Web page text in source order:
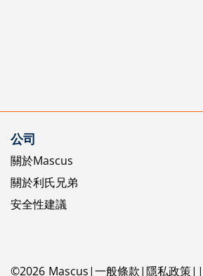
公司
關於Mascus
關於利氏兄弟
安全性建議
©2026 Mascus 一般條款 隱私政策